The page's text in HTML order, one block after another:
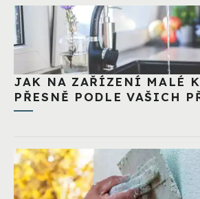
JAK NA ZAŘÍZENÍ MALÉ
PŘESNĚ PODLE VAŠICH